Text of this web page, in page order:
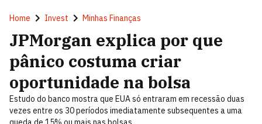
Home Invest Minhas Finanças
JPMorgan explica por que
pânico costuma criar
oportunidade na bolsa
Estudo do banco mostra que EUA só entraram em recessão duas
vezes entre os 30 períodos imediatamente subsequentes a uma